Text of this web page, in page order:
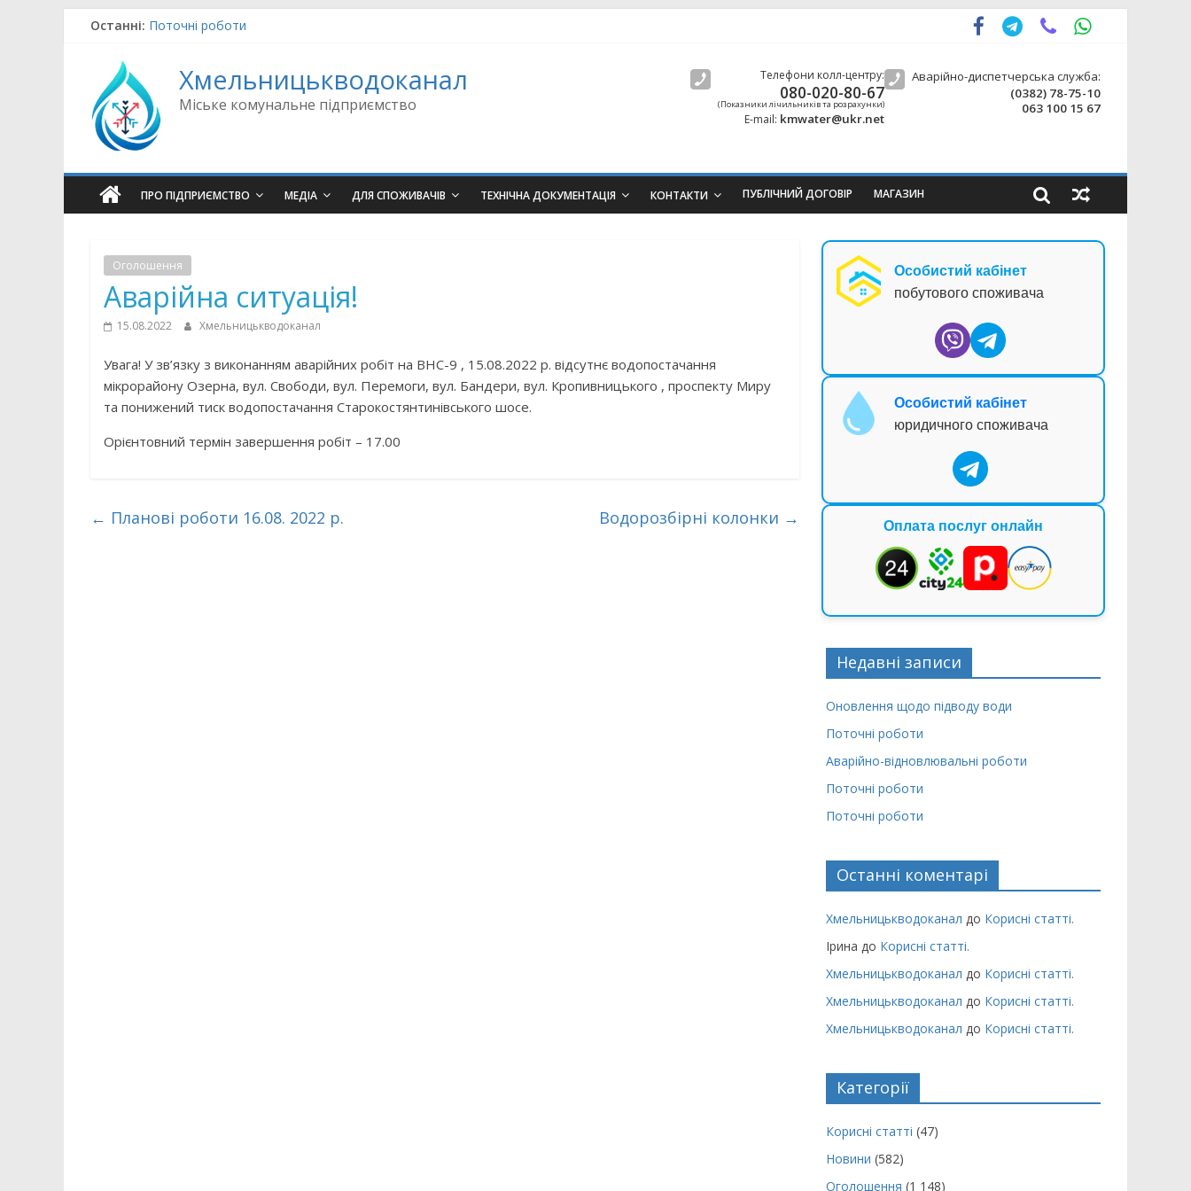
Останні: Поточні роботи
Аварійно-відновлювальні роботи
Поточні роботи
Хмельницькводоканал
Міське комунальне підприємство
Телефони колл-центру:
080-020-80-67
(Показники лічильників та розрахунки)
E-mail: kmwater@ukr.net
Аварійно-диспетчерська служба:
(0382) 78-75-10
063 100 15 67
ПРО ПІДПРИЄМСТВО МЕДІА ДЛЯ СПОЖИВАЧІВ ТЕХНІЧНА ДОКУМЕНТАЦІЯ КОНТАКТИ ПУБЛІЧНИЙ ДОГОВІР МАГАЗИН
Оголошення
Аварійна ситуація!
15.08.2022 Хмельницькводоканал
Увага! У зв’язку з виконанням аварійних робіт на ВНС-9 , 15.08.2022 р. відсутнє водопостачання
мікрорайону Озерна, вул. Свободи, вул. Перемоги, вул. Бандери, вул. Кропивницького , проспекту Миру
та понижений тиск водопостачання Старокостянтинівського шосе.
Орієнтовний термін завершення робіт – 17.00
← Планові роботи 16.08. 2022 р. Водорозбірні колонки →
Особистий кабінет
побутового споживача
Особистий кабінет
юридичного споживача
Оплата послуг онлайн
Недавні записи
Оновлення щодо підводу води
Поточні роботи
Аварійно-відновлювальні роботи
Поточні роботи
Поточні роботи
Останні коментарі
Хмельницькводоканал до Корисні статті.
Ірина до Корисні статті.
Хмельницькводоканал до Корисні статті.
Хмельницькводоканал до Корисні статті.
Хмельницькводоканал до Корисні статті.
Категорії
Корисні статті (47)
Новини (582)
Оголошення (1 148)